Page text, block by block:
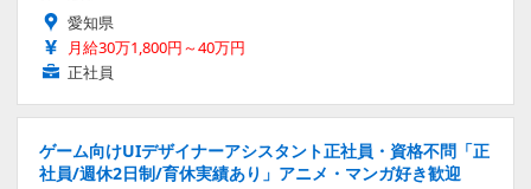
愛知県
月給30万1,800円～40万円
正社員
ゲーム向けUIデザイナーアシスタント正社員・資格不問「正
社員/週休2日制/育休実績あり」アニメ・マンガ好き歓迎